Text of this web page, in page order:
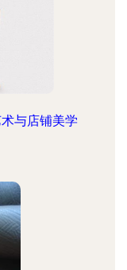
与店铺美学